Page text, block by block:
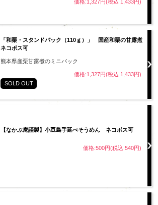
価格:1,327円(税込 1,433円)
「和栗・スタンドパック（110ｇ）」 国産和栗の甘露煮
ネコポス可
熊本県産栗甘露煮のミニパック
価格:1,327円(税込 1,433円)
SOLD OUT
【なかぶ庵謹製】小豆島手延べそうめん ネコポス可
価格:500円(税込 540円)